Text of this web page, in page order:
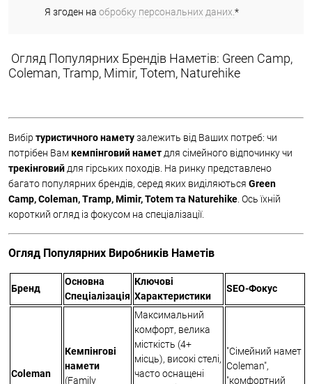
Я згоден на обробку персональних даних.*
Огляд Популярних Брендів Наметів: Green Camp,
Coleman, Tramp, Mimir, Totem, Naturehike
Вибір туристичного наметузалежить від Ваших потреб: чи
потрібен Вамкемпінговий намет для сімейного відпочинку чи
трекінговий для гірських походів. На ринку представлено
багато популярних брендів, серед яких виділяються Green
Camp, Coleman, Tramp, Mimir, Totem та Naturehike . Ось їхній
короткий огляд із фокусом на спеціалізації.
Огляд Популярних Виробників Наметів
Бренд
Основна
Спеціалізація
Ключові
Характеристики
SEO-Фокус
Coleman
Кемпінгові
намети
(Family
Максимальний
комфорт, велика
місткість (4+
місць), високі стелі,
часто оснащені
"Сімейний намет
Coleman",
"комфортний